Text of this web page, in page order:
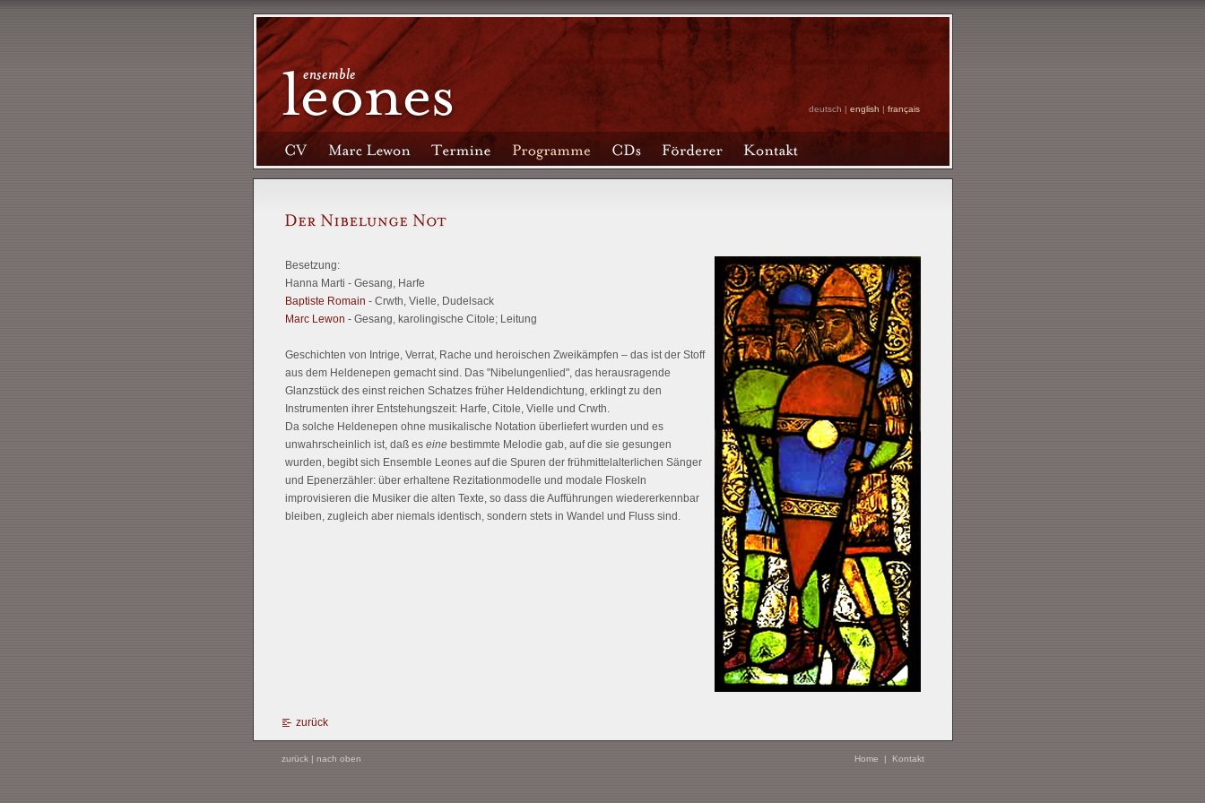
deutsch | english | français
Besetzung:
Hanna Marti - Gesang, Harfe
Baptiste Romain - Crwth, Vielle, Dudelsack
Marc Lewon - Gesang, karolingische Citole; Leitung
Geschichten von Intrige, Verrat, Rache und heroischen Zweikämpfen – das ist der Stoff
aus dem Heldenepen gemacht sind. Das "Nibelungenlied", das herausragende
Glanzstück des einst reichen Schatzes früher Heldendichtung, erklingt zu den
Instrumenten ihrer Ent­stehungszeit: Harfe, Citole, Vielle und Crwth.
Da solche Heldenepen ohne musikalische Notation überliefert wurden und es
unwahrscheinlich ist, daß es eine bestimmte Melodie gab, auf die sie gesungen
wurden, begibt sich Ensemble Leones auf die Spuren der frühmittelalterlichen Sänger
und Epenerzähler: über erhaltene Rezitationmodelle und modale Floskeln
improvisieren die Musiker die alten Texte, so dass die Aufführungen wiedererkennbar
bleiben, zugleich aber niemals identisch, sondern stets in Wandel und Fluss sind.
zurück
zurück| nach oben Home | Kontakt